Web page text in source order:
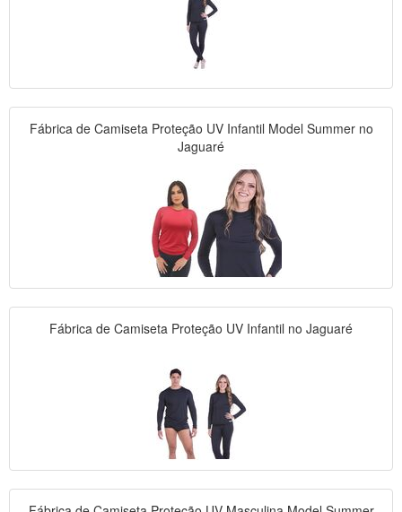
Fábrica de Camiseta Proteção UV Infantil Model Summer no
Jaguaré
Fábrica de Camiseta Proteção UV Infantil no Jaguaré